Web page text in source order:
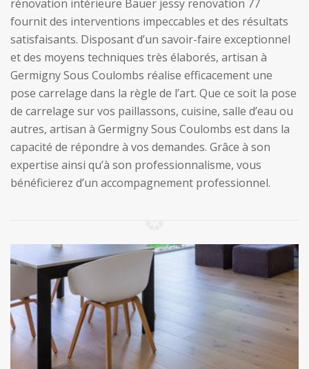
rénovation intérieure Bauer jessy renovation 77
fournit des interventions impeccables et des résultats
satisfaisants. Disposant d’un savoir-faire exceptionnel
et des moyens techniques très élaborés, artisan à
Germigny Sous Coulombs réalise efficacement une
pose carrelage dans la règle de l’art. Que ce soit la pose
de carrelage sur vos paillassons, cuisine, salle d’eau ou
autres, artisan à Germigny Sous Coulombs est dans la
capacité de répondre à vos demandes. Grâce à son
expertise ainsi qu’à son professionnalisme, vous
bénéficierez d’un accompagnement professionnel.